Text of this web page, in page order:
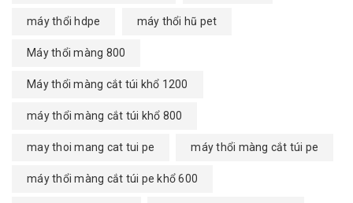
máy thổi hdpe máy thổi hũ pet
Máy thổi màng 800
Máy thổi màng cắt túi khổ 1200
máy thổi màng cắt túi khổ 800
may thoi mang cat tui pe máy thổi màng cắt túi pe
máy thổi màng cắt túi pe khổ 600